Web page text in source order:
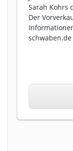
Sarah Kohrs
Der